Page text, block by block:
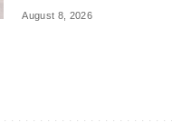
August 8, 2026